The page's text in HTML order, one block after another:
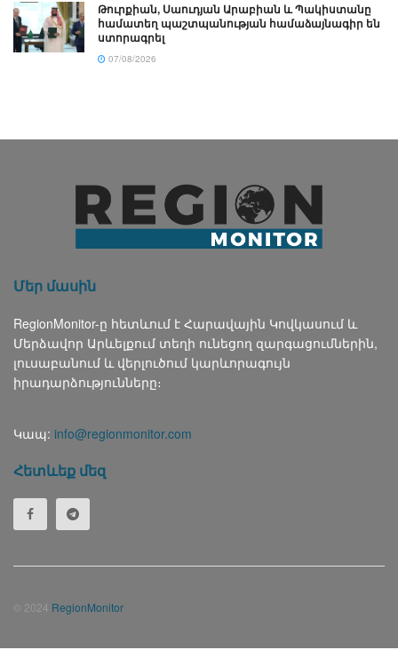
Թուրքիան, Սաուդյան Արաբիան և Պակիստանը
համատեղ պաշտպանության համաձայնագիր են
ստորագրել
07/08/2026
Մեր մասին
RegionMonitor-ը հետևում է Հարավային Կովկասում և
Մերձավոր Արևելքում տեղի ունեցող զարգացումներին,
լուսաբանում և վերլուծում կարևորագույն
իրադարձությունները։
Կապ: info@regionmonitor.com
Հետևեք մեզ
© 2024 RegionMonitor